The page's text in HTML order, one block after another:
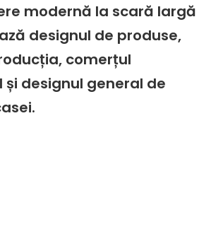
modernă la scară largă
designul de produse,
comerțul
designul general de